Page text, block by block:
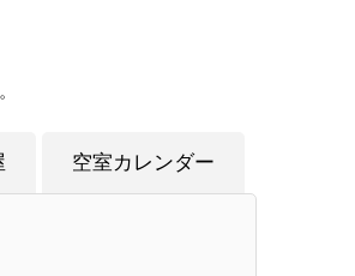
空室カレンダー